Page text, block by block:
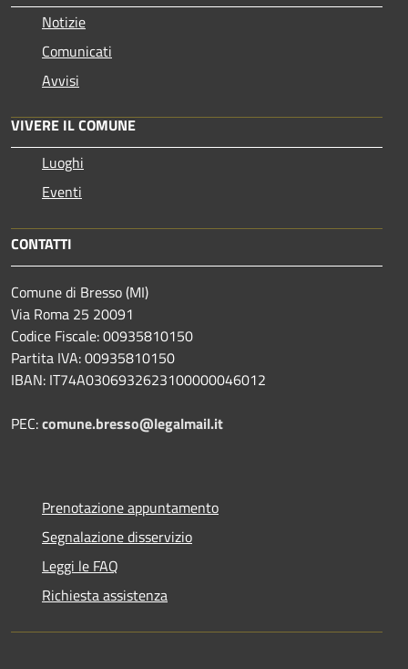
Notizie
Comunicati
Avvisi
VIVERE IL COMUNE
Luoghi
Eventi
CONTATTI
Comune di Bresso (MI)
Via Roma 25 20091
Codice Fiscale: 00935810150
Partita IVA: 00935810150
IBAN: IT74A0306932623100000046012
PEC:comune.bresso@legalmail.it
Prenotazione appuntamento
Segnalazione disservizio
Leggi le FAQ
Richiesta assistenza